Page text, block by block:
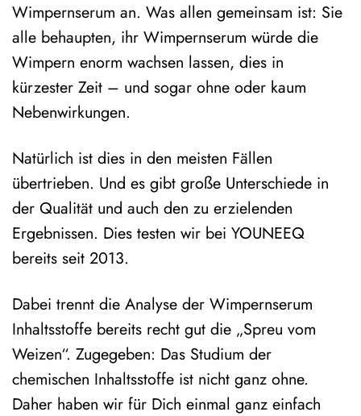
Wimpernserum an. Was allen gemeinsam ist: Sie
alle behaupten, ihr Wimpernserum würde die
Wimpern enorm wachsen lassen, dies in
kürzester Zeit – und sogar ohne oder kaum
Nebenwirkungen.
Natürlich ist dies in den meisten Fällen
übertrieben. Und es gibt große Unterschiede in
der Qualität und auch den zu erzielenden
Ergebnissen. Dies testen wir bei YOUNEEQ
bereits seit 2013.
Dabei trennt die Analyse der Wimpernserum
Inhaltsstoffe bereits recht gut die „Spreu vom
Weizen“. Zugegeben: Das Studium der
chemischen Inhaltsstoffe ist nicht ganz ohne.
Daher haben wir für Dich einmal ganz einfach